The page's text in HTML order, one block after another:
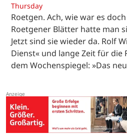
Thursday
Roetgen. Ach, wie war es
Roetgener Blätter hatte man
Jetzt sind sie wieder da. Rolf
Dienst« und lange Zeit für die
dem Wochenspiegel: »Das